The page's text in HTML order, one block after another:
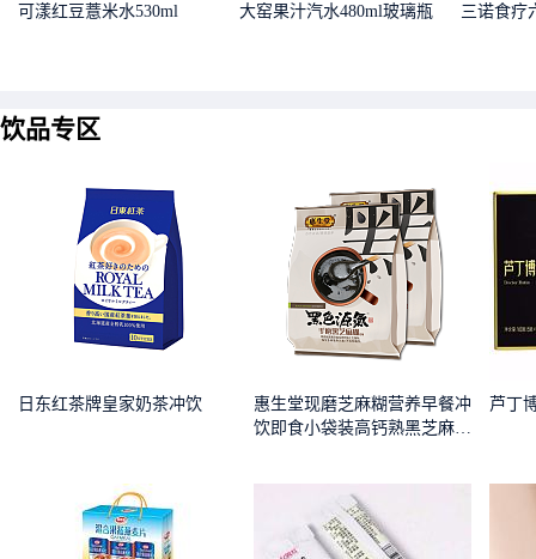
可漾红豆薏米水530ml 大窑果汁汽水480ml玻璃瓶 三诺食疗
饮品专区
日东红茶牌皇家奶茶冲饮
惠生堂现磨芝麻糊营养早餐冲
饮即食小袋装高钙熟黑芝麻糊
芦丁